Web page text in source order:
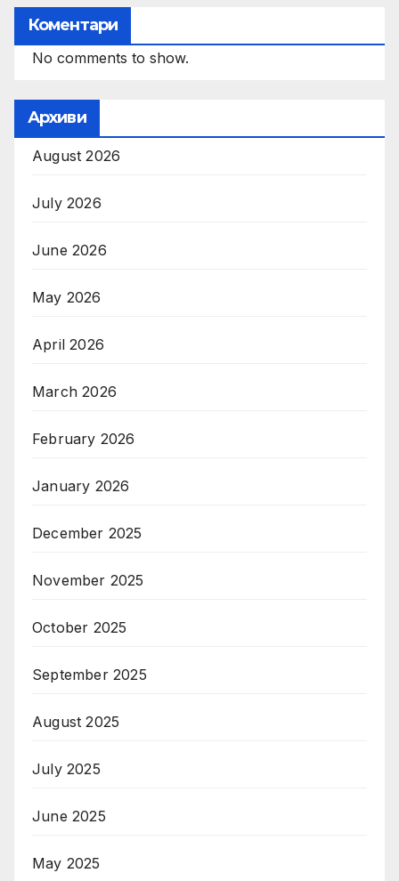
Коментари
No comments to show.
Архиви
August 2026
July 2026
June 2026
May 2026
April 2026
March 2026
February 2026
January 2026
December 2025
November 2025
October 2025
September 2025
August 2025
July 2025
June 2025
May 2025